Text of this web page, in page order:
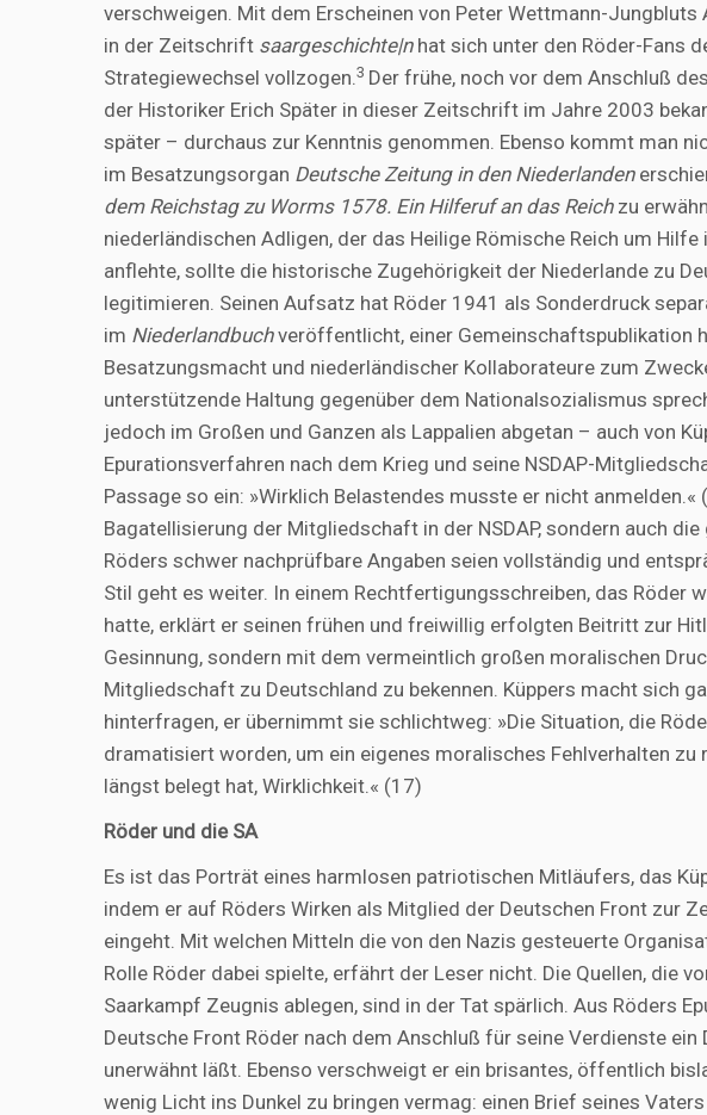
verschweigen. Mit dem Erscheinen von Peter Wettmann-
in der Zeitschrift saargeschichte|nhat sich unter den Röder-Fans
Strategiewechsel vollzogen.3 Der frühe, noch vor dem Anschluß
der Historiker Erich Später in dieser Zeitschrift im Jahre 2003
später – durchaus zur Kenntnis genommen. Ebenso kommt man
im Besatzungsorgan Deutsche Zeitung in den Niederlanden
dem Reichstag zu Worms 1578. Ein Hilferuf an das Reichzu
niederländischen Adligen, der das Heilige Römische Reich um
anflehte, sollte die historische Zugehörigkeit der Niederlande zu
legitimieren. Seinen Aufsatz hat Röder 1941 als Sonderdruck
im Niederlandbuchveröffentlicht, einer Gemeinschaftspublikation
Besatzungsmacht und niederländischer Kollaborateure zum
unterstützende Haltung gegenüber dem Nationalsozialismus
jedoch im Großen und Ganzen als Lappalien abgetan – auch von
Epurationsverfahren nach dem Krieg und seine NSDAP-
Passage so ein: »Wirklich Belastendes musste er nicht
Bagatellisierung der Mitgliedschaft in der NSDAP, sondern auch
Röders schwer nachprüfbare Angaben seien vollständig und
Stil geht es weiter. In einem Rechtfertigungsschreiben, das Röder
hatte, erklärt er seinen frühen und freiwillig erfolgten Beitritt zur
Gesinnung, sondern mit dem vermeintlich großen moralischen
Mitgliedschaft zu Deutschland zu bekennen. Küppers macht sich
hinterfragen, er übernimmt sie schlichtweg: »Die Situation, die
dramatisiert worden, um ein eigenes moralisches Fehlverhalten zu
längst belegt hat, Wirklichkeit.« (17)
Röder und die SA
Es ist das Porträt eines harmlosen patriotischen Mitläufers, das
indem er auf Röders Wirken als Mitglied der Deutschen Front zur
eingeht. Mit welchen Mitteln die von den Nazis gesteuerte
Rolle Röder dabei spielte, erfährt der Leser nicht. Die Quellen, die
Saarkampf Zeugnis ablegen, sind in der Tat spärlich. Aus Röders
Deutsche Front Röder nach dem Anschluß für seine Verdienste
unerwähnt läßt. Ebenso verschweigt er ein brisantes, öffentlich
wenig Licht ins Dunkel zu bringen vermag: einen Brief seines